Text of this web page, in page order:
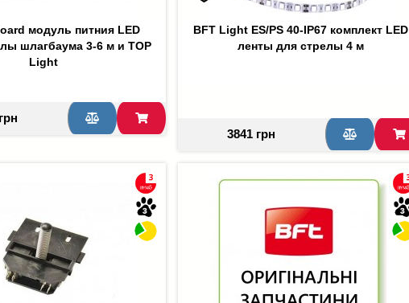
модуль питния LED
шлагбаума 3-6 м и TOP
Light
BFT Light ES/PS 40-IP67 комплект LED
ленты для стрелы 4 м
3841 грн